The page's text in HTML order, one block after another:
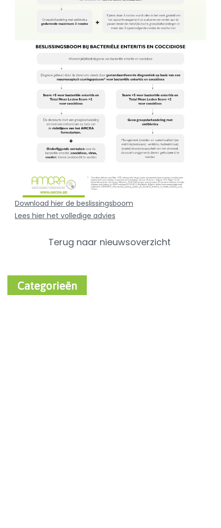
Download hier de beslissingsboom
Lees hier het volledige advies
Terug naar nieuwsoverzicht
Categorieën